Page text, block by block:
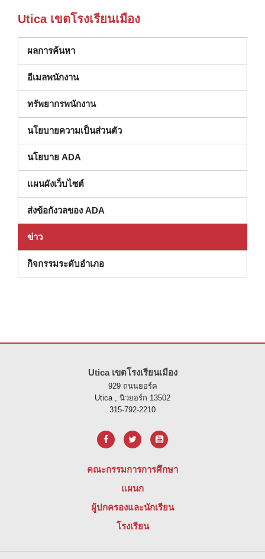
Utica เขตโรงเรียนเมือง
ผลการค้นหา
อีเมลพนักงาน
ทรัพยากรพนักงาน
นโยบายความเป็นส่วนตัว
นโยบาย ADA
แผนผังเว็บไซต์
ส่งข้อกังวลของ ADA
ข่าว
กิจกรรมระดับอําเภอ
Utica เขตโรงเรียนเมือง
929 ถนนยอร์ค
Utica , นิวยอร์ก 13502
315-792-2210
คณะกรรมการการศึกษา
แผนก
ผู้ปกครองและนักเรียน
โรงเรียน